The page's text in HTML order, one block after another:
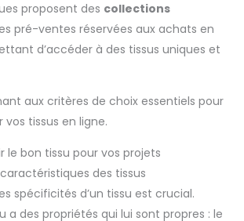
proposent des collections
pré-ventes réservées aux achats en
d’accéder à des tissus uniques et
aux critères de choix essentiels pour
tissus en ligne.
le bon tissu pour vos projets
des tissus
spécificités d’un tissu est crucial.
a des propriétés qui lui sont propres : le